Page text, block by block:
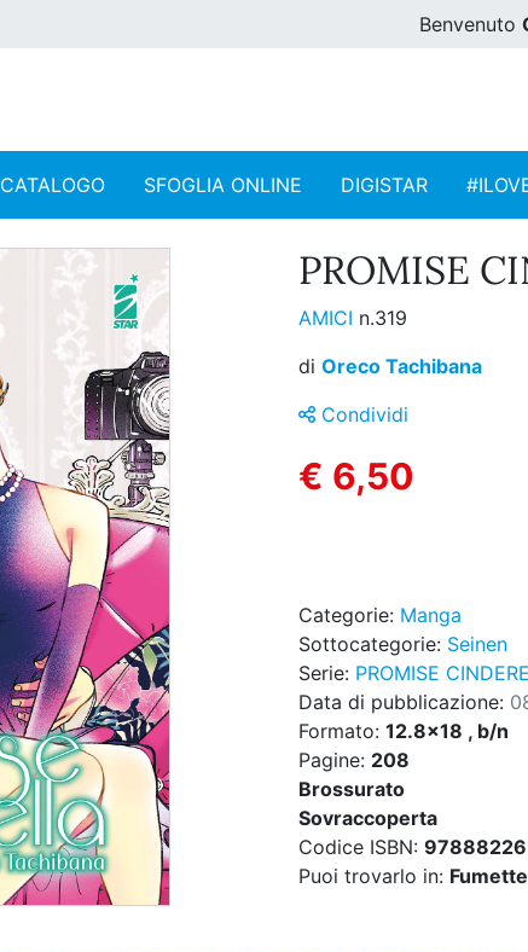
Benvenuto
CATALOGO SFOGLIA ONLINE DIGISTAR
PROMISE
AMICI n.319
di Oreco Tachibana
Condividi
€ 6,50
Categorie: Manga
Sottocategorie: Seinen
Serie: PROMISE
Data di pubblicazione:
Formato: 12.8x18 , b/n
Pagine: 208
Brossurato
Sovraccoperta
Codice ISBN:
Puoi trovarlo in: